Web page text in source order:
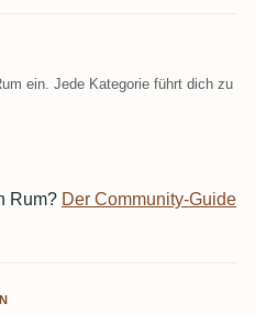
ein. Jede Kategorie führt dich zu
Rum? Der Community-Guide